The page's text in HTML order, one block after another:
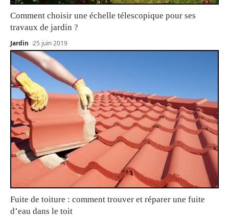
Comment choisir une échelle télescopique pour ses
travaux de jardin ?
Jardin 25 juin 2019
Fuite de toiture : comment trouver et réparer une fuite
d’eau dans le toit